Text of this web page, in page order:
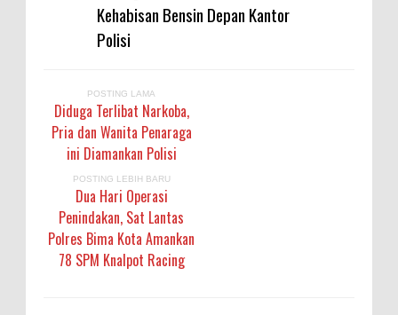
Kehabisan Bensin Depan Kantor
Polisi
POSTING LAMA
Diduga Terlibat Narkoba,
Pria dan Wanita Penaraga
ini Diamankan Polisi
POSTING LEBIH BARU
Dua Hari Operasi
Penindakan, Sat Lantas
Polres Bima Kota Amankan
78 SPM Knalpot Racing